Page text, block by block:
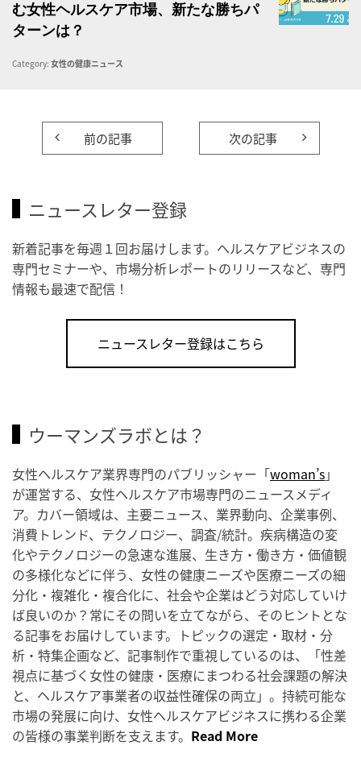
む女性ヘルスケア市場、新たな勝ちパ
ターンは？
Category: 女性の健康ニュース
前の記事 次の記事
ニュースレター登録
新着記事を毎週１回お届けします。ヘルスケアビジネスの
専門セミナーや、市場分析レポートのリリースなど、専門
情報も最速で配信！
ニュースレター登録はこちら
ウーマンズラボとは？
女性ヘルスケア業界専門のパブリッシャー「woman’s」
が運営する、女性ヘルスケア市場専門のニュースメディ
ア。カバー領域は、主要ニュース、業界動向、企業事例、
消費トレンド、テクノロジー、調査/統計。疾病構造の変
化やテクノロジーの急速な進展、生き方・働き方・価値観
の多様化などに伴う、女性の健康ニーズや医療ニーズの細
分化・複雑化・複合化に、社会や企業はどう対応していけ
ば良いのか？常にその問いを立てながら、そのヒントとな
る記事をお届けしています。トピックの選定・取材・分
析・特集企画など、記事制作で重視しているのは、「性差
視点に基づく女性の健康・医療にまつわる社会課題の解決
と、ヘルスケア事業者の収益性確保の両立」。持続可能な
市場の発展に向け、女性ヘルスケアビジネスに携わる企業
の皆様の事業判断を支えます。 Read More